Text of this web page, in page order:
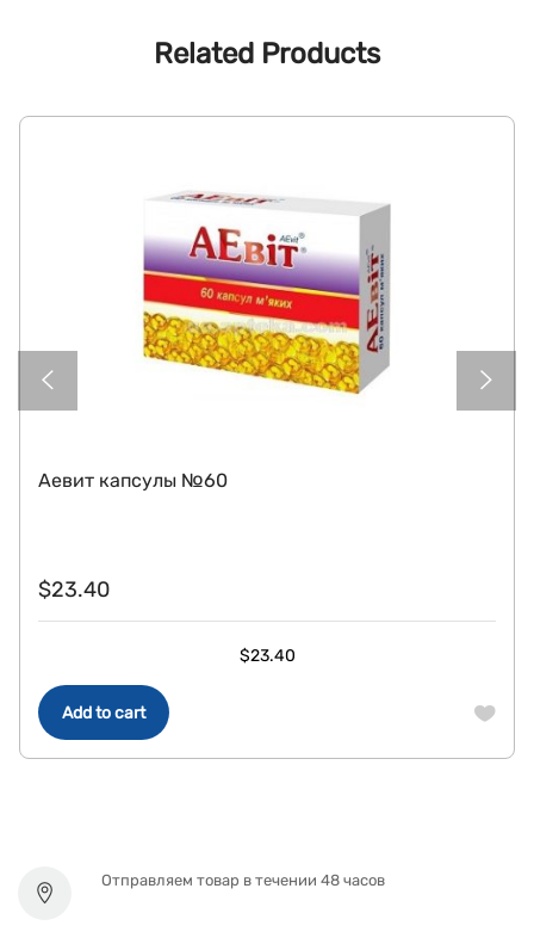
Related Products
Add to cart
Аевит капсулы №60
$23.40
$23.40
Отправляем товар в течении 48 часов